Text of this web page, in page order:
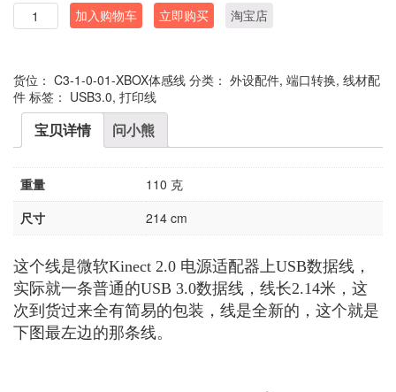
数
量
加入购物车 立即购买 淘宝店
货位： C3-1-0-01-XBOX体感线 分类： 外设配件, 端口转换, 线材配
件 标签： USB3.0, 打印线
宝贝详情 问小熊
重量
110 克
尺寸
214 cm
这个线是微软Kinect 2.0 电源适配器上USB数据线，
实际就一条普通的USB 3.0数据线，线长2.14米，这
次到货过来全有简易的包装，线是全新的，这个就是
下图最左边的那条线。